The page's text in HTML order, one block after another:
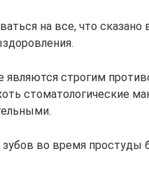
на все, что
являются строгим
стоматологические
зубов во время